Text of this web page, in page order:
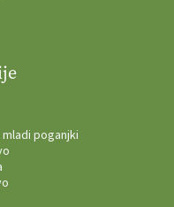
poganjki